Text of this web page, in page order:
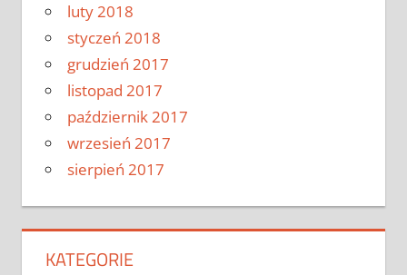
luty 2018
styczeń 2018
grudzień 2017
listopad 2017
październik 2017
wrzesień 2017
sierpień 2017
KATEGORIE